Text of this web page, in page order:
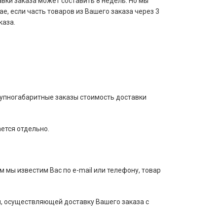
если часть товаров из Вашего заказа через 3
заказы стоимость доставки
отдельно.
мы известим Вас по e-mail или телефону, товар
осуществляющей доставку Вашего заказа с